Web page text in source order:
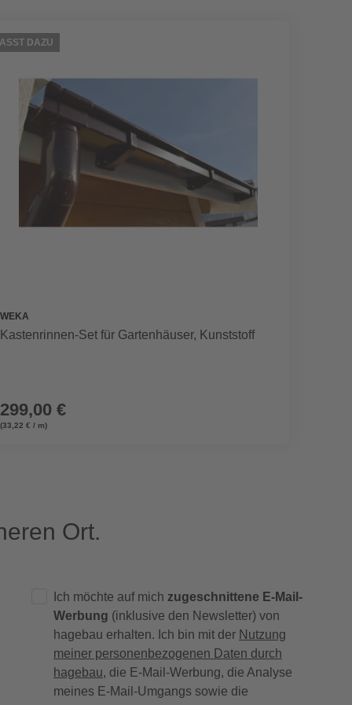
DAZU
WEKA
Kastenrinnen-Set für Gartenhäuser, Kunststoff
299,00 €
(33,22 € / m)
Ort.
Ich möchte auf mich zugeschnittene E-Mail-
Werbung (inklusive den Newsletter) von
hagebau erhalten. Ich bin mit der Nutzung
meiner personenbezogenen Daten durch
hagebau, die E-Mail-Werbung, die Analyse
meines E-Mail-Umgangs sowie die